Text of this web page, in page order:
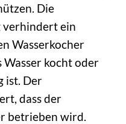
Die
verhindert ein
Wasserkocher
Wasser kocht oder
ist. Der
dass der
betrieben wird.